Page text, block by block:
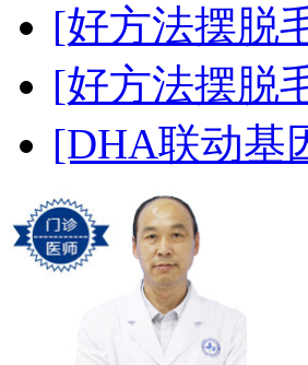
[好方法摆脱
[好方法摆脱
[DHA联动基